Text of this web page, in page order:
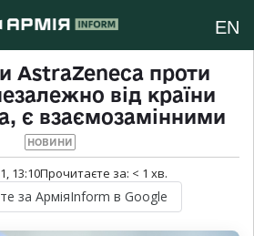
EN
AstraZeneca проти
від країни
є взаємозамінними
НОВИНИ
13:10Прочитаєте за: < 1 хв.
за АрміяInform в Google